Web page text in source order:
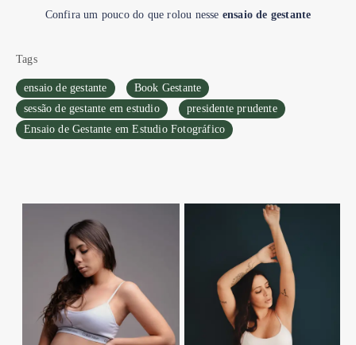
Confira um pouco do que rolou nesse ensaio de gestante
Tags
ensaio de gestante
Book Gestante
sessão de gestante em estudio
presidente prudente
Ensaio de Gestante em Estudio Fotográfico